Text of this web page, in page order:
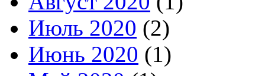
Июль 2020 (2)
Июнь 2020 (1)